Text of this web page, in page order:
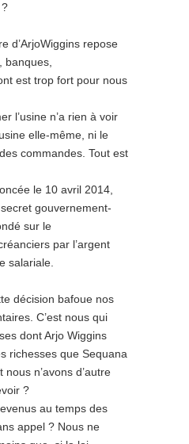
d’ArjoWiggins repose
banques,
est trop fort pour nous
l’usine n’a rien à voir
elle-même, ni le
commandes. Tout est
le 10 avril 2014,
gouvernement-
sur le
par l’argent
salariale.
décision bafoue nos
C’est nous qui
dont Arjo Wiggins
richesses que Sequana
n’avons d’autre
?
au temps des
appel ? Nous ne